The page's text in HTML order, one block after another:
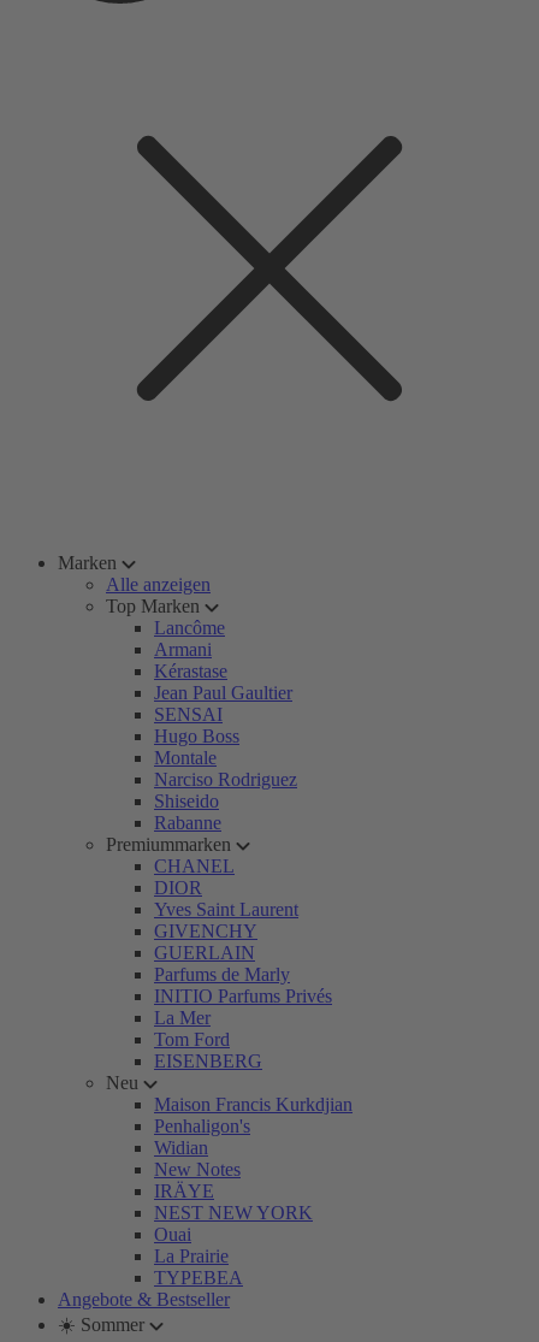
Marken
Alle anzeigen
Top Marken
Lancôme
Armani
Kérastase
Jean Paul Gaultier
SENSAI
Hugo Boss
Montale
Narciso Rodriguez
Shiseido
Rabanne
Premiummarken
CHANEL
DIOR
Yves Saint Laurent
GIVENCHY
GUERLAIN
Parfums de Marly
INITIO Parfums Privés
La Mer
Tom Ford
EISENBERG
Neu
Maison Francis Kurkdjian
Penhaligon's
Widian
New Notes
IRÄYE
NEST NEW YORK
Ouai
La Prairie
TYPEBEA
Angebote & Bestseller
☀️ Sommer